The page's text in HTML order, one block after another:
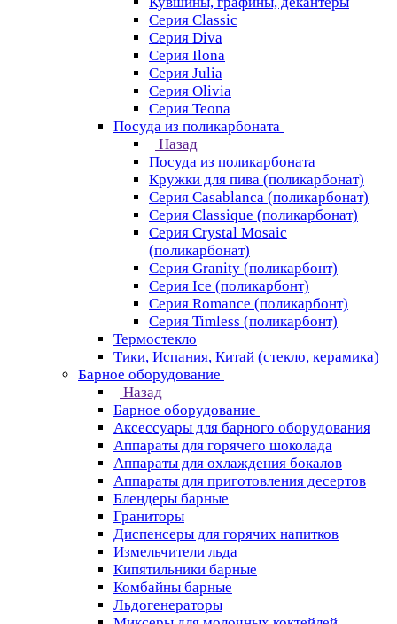
Серия Classic
Серия Diva
Серия Ilona
Серия Julia
Серия Olivia
Серия Teona
Посуда из поликарбоната
Назад
Посуда из поликарбоната
Кружки для пива (поликарбонат)
Серия Casablanсa (поликарбонат)
Серия Classique (поликарбонат)
Серия Crystal Mosaic
(поликарбонат)
Серия Granity (поликарбонт)
Серия Ice (поликарбонт)
Серия Romance (поликарбонт)
Серия Timless (поликарбонт)
Термостекло
Тики, Испания, Китай (стекло, керамика)
Барное оборудование
Назад
Барное оборудование
Аксессуары для барного оборудования
Аппараты для горячего шоколада
Аппараты для охлаждения бокалов
Аппараты для приготовления десертов
Блендеры барные
Граниторы
Диспенсеры для горячих напитков
Измельчители льда
Кипятильники барные
Комбайны барные
Льдогенераторы